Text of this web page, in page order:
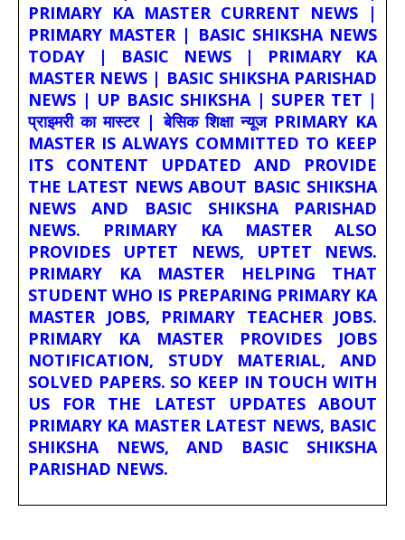
PRIMARY KA MASTER CURRENT NEWS |
PRIMARY MASTER | BASIC SHIKSHA NEWS
TODAY | BASIC NEWS | PRIMARY KA
MASTER NEWS | BASIC SHIKSHA PARISHAD
NEWS | UP BASIC SHIKSHA | SUPER TET |
प्राइमरी का मास्टर | बेसिक शिक्षा न्यूज PRIMARY KA
MASTER IS ALWAYS COMMITTED TO KEEP
ITS CONTENT UPDATED AND PROVIDE
THE LATEST NEWS ABOUT BASIC SHIKSHA
NEWS AND BASIC SHIKSHA PARISHAD
NEWS. PRIMARY KA MASTER ALSO
PROVIDES UPTET NEWS, UPTET NEWS.
PRIMARY KA MASTER HELPING THAT
STUDENT WHO IS PREPARING PRIMARY KA
MASTER JOBS, PRIMARY TEACHER JOBS.
PRIMARY KA MASTER PROVIDES JOBS
NOTIFICATION, STUDY MATERIAL, AND
SOLVED PAPERS. SO KEEP IN TOUCH WITH
US FOR THE LATEST UPDATES ABOUT
PRIMARY KA MASTER LATEST NEWS, BASIC
SHIKSHA NEWS, AND BASIC SHIKSHA
PARISHAD NEWS.